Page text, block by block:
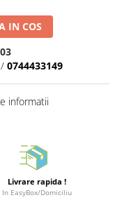
IN COS
/ 0744433149
informatii
Livrare rapida !
In EasyBox/Domiciliu